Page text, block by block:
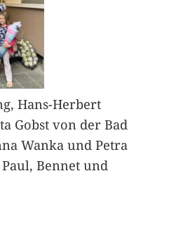
Hans-Herbert
Gobst von der Bad
Wanka und Petra
Bennet und